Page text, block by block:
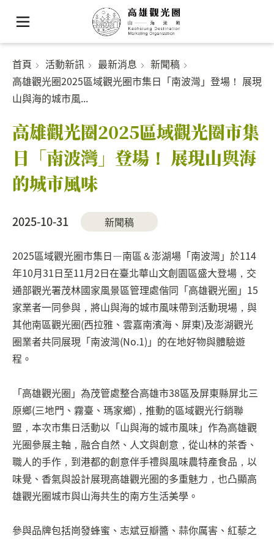
首頁 活動新訊 最新消息
新聞稿
高雄觀光圈2025區域觀光圈市集日「南波灣」登場！ 展現
山與海的城市風...
高雄觀光圈2025區域觀光圈市集
日「南波灣」登場！ 展現山與海
的城市風味
2025-10-31 新聞稿
2025區域觀光圈市集日—南區＆澎湖場「南波灣」於114
年10月31日至11月2日在臺北華山文創園區盛大登場，交
通部觀光署茂林國家風景區管理處偕同「高雄觀光圈」15
家業者一同參與，將山與海的城市風味帶到活動現場，與
其他南區觀光圈(西拉雅、雲嘉南濱海、屏東)及澎湖觀光
圈業者共同展現「南波灣(No.1)」的在地好物與體驗遊
程。
「高雄觀光圈」為茂管處整合高雄市38區及屏東縣屏北三
原鄉(三地門、霧臺、瑪家鄉)，推動的區域觀光行銷聯
盟，本次市集日活動以「山與海的城市風味」作為高雄觀
光圈參展主軸，融合自然、人文與創意，從山林的茶香、
職人的手作，到港都的創意伴手禮與風味農特產食品，以
味覺、香氣與設計展現高雄觀光圈的多重魅力，也凸顯高
雄觀光圈城市與山海共生的南方生活美學。
參與品牌包括崗發蜂蜜、志斌豆瓣醬、蒜你厲害、紅藜之